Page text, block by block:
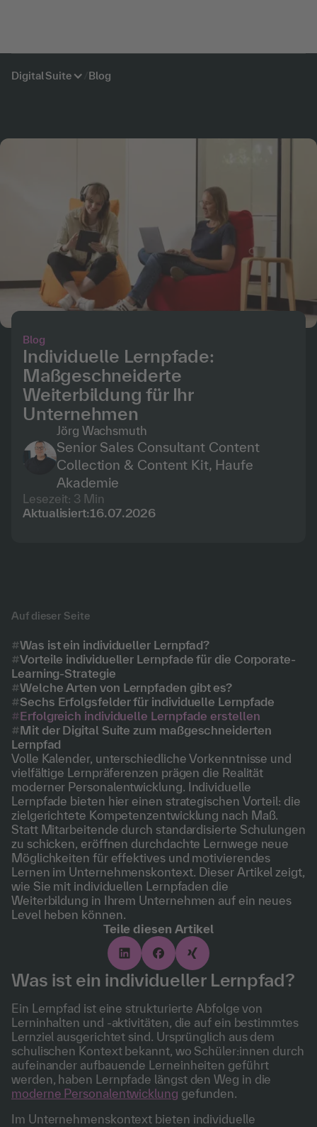
Digital Suite Blog
Blog
Individuelle Lernpfade:
Maßgeschneiderte
Weiterbildung für Ihr
Unternehmen
Jörg Wachsmuth
Senior Sales Consultant Content
Collection & Content Kit, Haufe
Akademie
Lesezeit: 3 Min
Aktualisiert:16.07.2026
Auf dieser Seite
Was ist ein individueller Lernpfad?
Vorteile individueller Lernpfade für die Corporate-
Learning-Strategie
Welche Arten von Lernpfaden gibt es?
Sechs Erfolgsfelder für individuelle Lernpfade
Erfolgreich individuelle Lernpfade erstellen
Mit der Digital Suite zum maßgeschneiderten
Lernpfad
Volle Kalender, unterschiedliche Vorkenntnisse und
vielfältige Lernpräferenzen prägen die Realität
moderner Personalentwicklung. Individuelle
Lernpfade bieten hier einen strategischen Vorteil: die
zielgerichtete Kompetenzentwicklung nach Maß.
Statt Mitarbeitende durch standardisierte Schulungen
zu schicken, eröffnen durchdachte Lernwege neue
Möglichkeiten für effektives und motivierendes
Lernen im Unternehmenskontext. Dieser Artikel zeigt,
wie Sie mit individuellen Lernpfaden die
Weiterbildung in Ihrem Unternehmen auf ein neues
Level heben können.
Teile diesen Artikel
Was ist ein individueller Lernpfad?
Ein Lernpfad ist eine strukturierte Abfolge von
Lerninhalten und -aktivitäten, die auf ein bestimmtes
Lernziel ausgerichtet sind. Ursprünglich aus dem
schulischen Kontext bekannt, wo Schüler:innen durch
aufeinander aufbauende Lerneinheiten geführt
werden, haben Lernpfade längst den Weg in die
moderne Personalentwicklung gefunden.
Im Unternehmenskontext bieten individuelle